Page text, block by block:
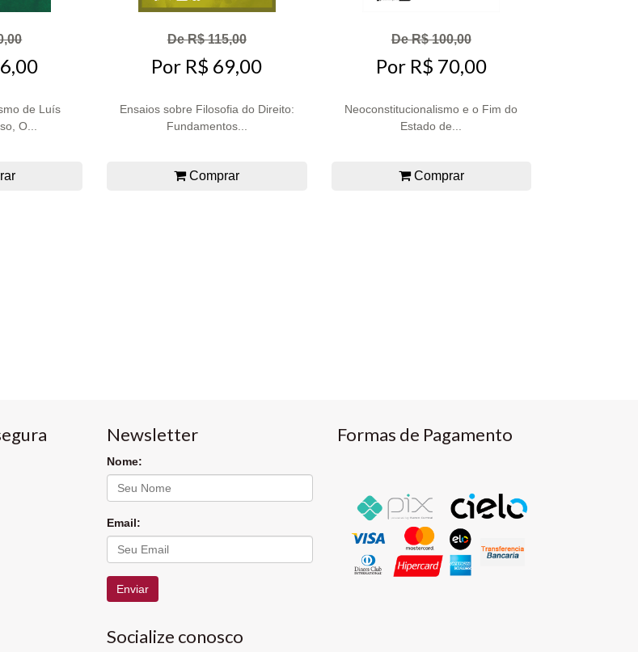
de Luís
O...
De R$ 115,00
Por R$ 69,00
Ensaios sobre Filosofia do Direito:
Fundamentos...
Comprar
De R$ 100,00
Por R$ 70,00
Neoconstitucionalismo e o Fim do
Estado de...
Comprar
Newsletter
Nome:
Email:
Enviar
Socialize conosco
Formas de Pagamento